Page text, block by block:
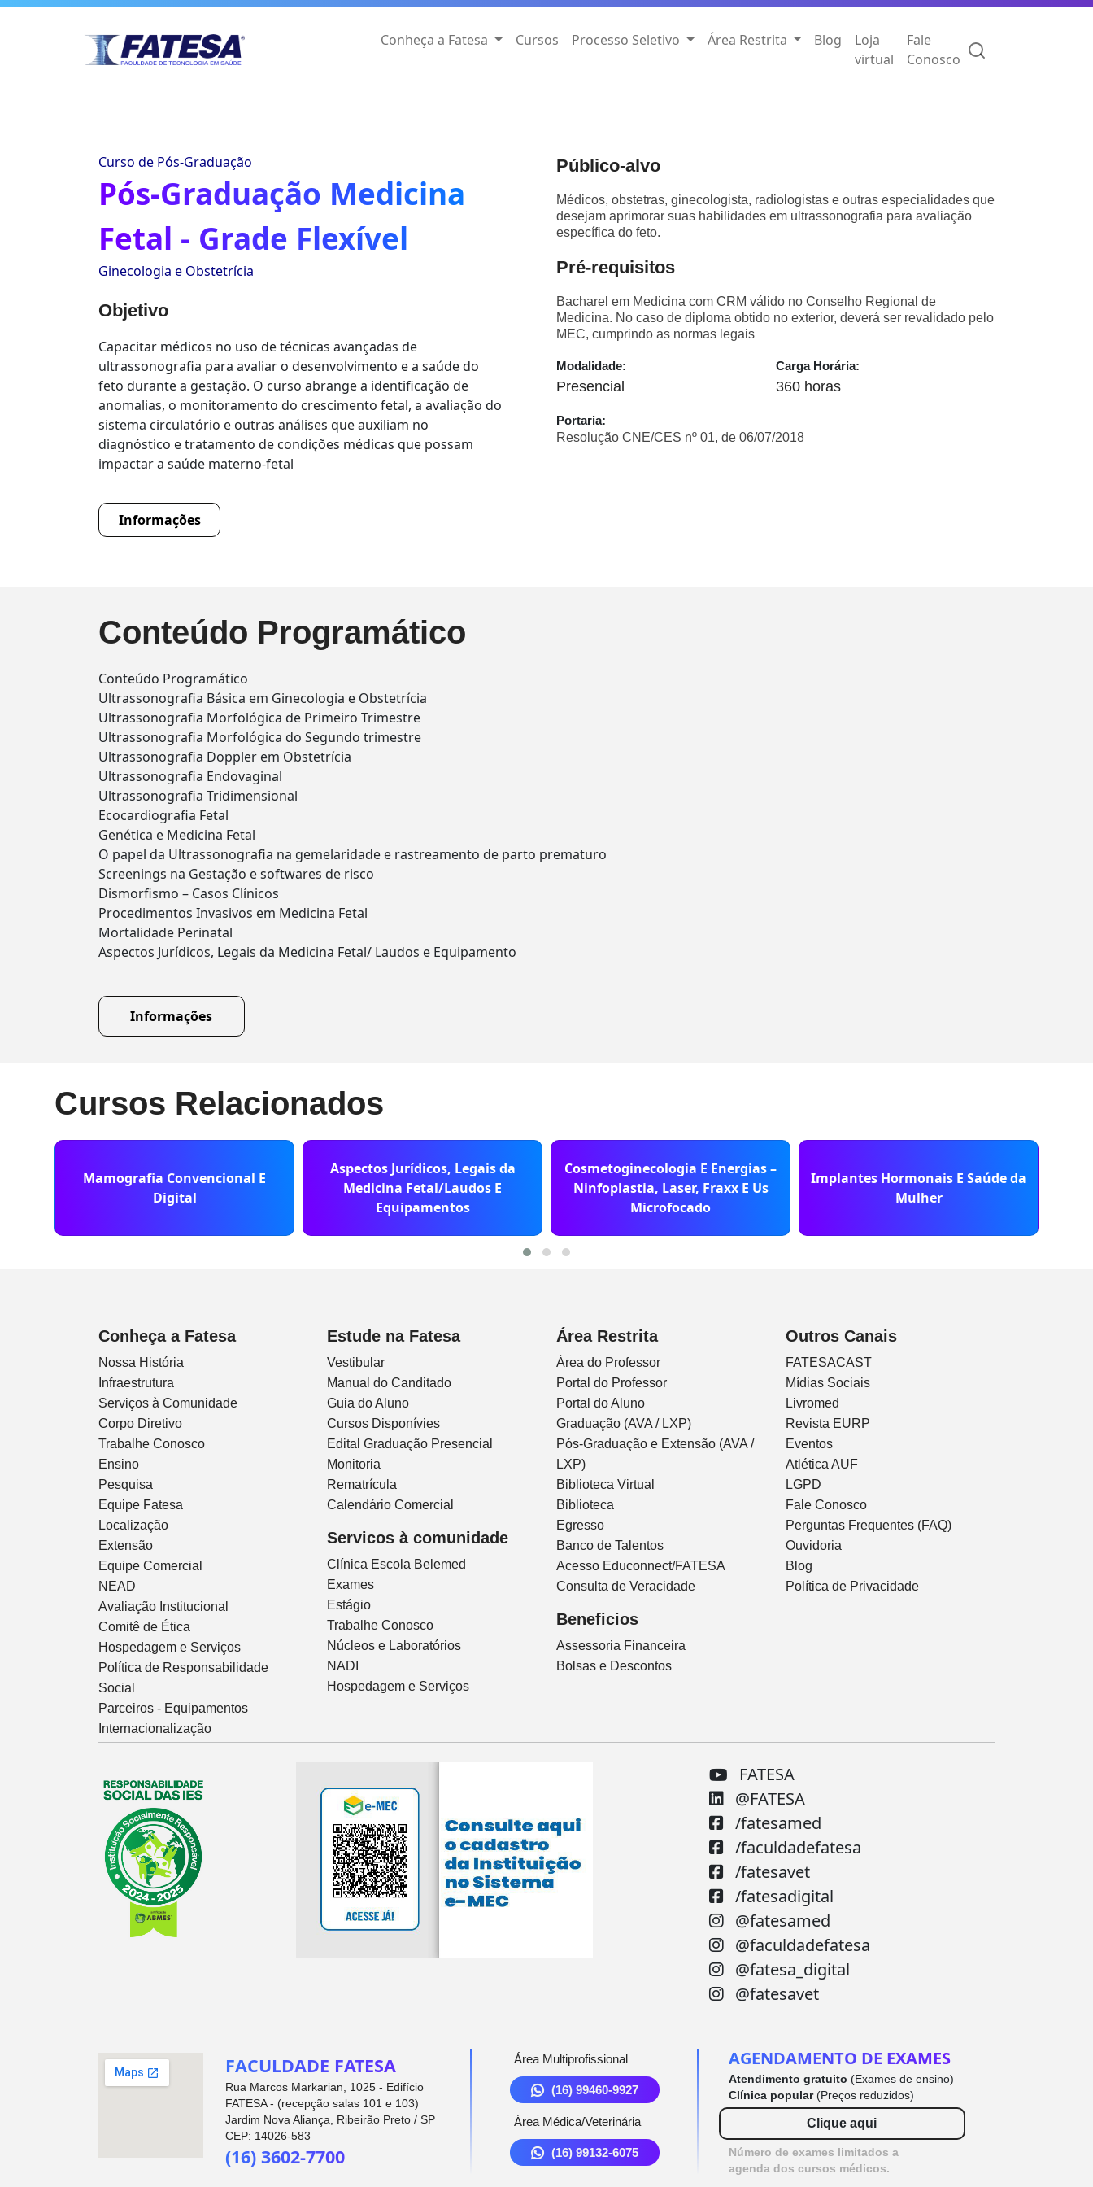
Conheça a Fatesa Cursos Processo Seletivo Área Restrita Blog
Loja
virtual
Fale
Conosco
Curso de Pós-Graduação
Pós-Graduação Medicina
Fetal - Grade Flexível
Ginecologia e Obstetrícia
Objetivo
Capacitar médicos no uso de técnicas avançadas de
ultrassonografia para avaliar o desenvolvimento e a saúde do
feto durante a gestação. O curso abrange a identificação de
anomalias, o monitoramento do crescimento fetal, a avaliação do
sistema circulatório e outras análises que auxiliam no
diagnóstico e tratamento de condições médicas que possam
impactar a saúde materno-fetal
Informações
Público-alvo
Médicos, obstetras, ginecologista, radiologistas e outras especialidades que
desejam aprimorar suas habilidades em ultrassonografia para avaliação
específica do feto.
Pré-requisitos
Bacharel em Medicina com CRM válido no Conselho Regional de
Medicina. No caso de diploma obtido no exterior, deverá ser revalidado pelo
MEC, cumprindo as normas legais
Modalidade:
Presencial
Carga Horária:
360 horas
Portaria:
Resolução CNE/CES nº 01, de 06/07/2018
Conteúdo Programático
Conteúdo Programático
Ultrassonografia Básica em Ginecologia e Obstetrícia
Ultrassonografia Morfológica de Primeiro Trimestre
Ultrassonografia Morfológica do Segundo trimestre
Ultrassonografia Doppler em Obstetrícia
Ultrassonografia Endovaginal
Ultrassonografia Tridimensional
Ecocardiografia Fetal
Genética e Medicina Fetal
O papel da Ultrassonografia na gemelaridade e rastreamento de parto prematuro
Screenings na Gestação e softwares de risco
Dismorfismo – Casos Clínicos
Procedimentos Invasivos em Medicina Fetal
Mortalidade Perinatal
Aspectos Jurídicos, Legais da Medicina Fetal/ Laudos e Equipamento
Informações
Cursos Relacionados
Mamografia Convencional E
Digital
Aspectos Jurídicos, Legais da
Medicina Fetal/Laudos E
Equipamentos
Cosmetoginecologia E Energias –
Ninfoplastia, Laser, Fraxx E Us
Microfocado
Implantes Hormonais E Saúde da
Mulher
Conheça a Fatesa
Nossa História
Infraestrutura
Serviços à Comunidade
Corpo Diretivo
Trabalhe Conosco
Ensino
Pesquisa
Equipe Fatesa
Localização
Extensão
Equipe Comercial
NEAD
Avaliação Institucional
Comitê de Ética
Hospedagem e Serviços
Política de Responsabilidade
Social
Parceiros - Equipamentos
Internacionalização
Estude na Fatesa
Vestibular
Manual do Canditado
Guia do Aluno
Cursos Disponívies
Edital Graduação Presencial
Monitoria
Rematrícula
Calendário Comercial
Servicos à comunidade
Clínica Escola Belemed
Exames
Estágio
Trabalhe Conosco
Núcleos e Laboratórios
NADI
Hospedagem e Serviços
Área Restrita
Área do Professor
Portal do Professor
Portal do Aluno
Graduação (AVA / LXP)
Pós-Graduação e Extensão (AVA /
LXP)
Biblioteca Virtual
Biblioteca
Egresso
Banco de Talentos
Acesso Educonnect/FATESA
Consulta de Veracidade
Beneficios
Assessoria Financeira
Bolsas e Descontos
Outros Canais
FATESACAST
Mídias Sociais
Livromed
Revista EURP
Eventos
Atlética AUF
LGPD
Fale Conosco
Perguntas Frequentes (FAQ)
Ouvidoria
Blog
Política de Privacidade
FATESA
@FATESA
/fatesamed
/faculdadefatesa
/fatesavet
/fatesadigital
@fatesamed
@faculdadefatesa
@fatesa_digital
@fatesavet
FACULDADE FATESA
Rua Marcos Markarian, 1025 - Edifício
FATESA - (recepção salas 101 e 103)
Jardim Nova Aliança, Ribeirão Preto / SP
CEP: 14026-583
(16) 3602-7700
Área Multiprofissional
(16) 99460-9927
Área Médica/Veterinária
(16) 99132-6075
AGENDAMENTO DE EXAMES
Atendimento gratuito (Exames de ensino)
Clínica popular(Preços reduzidos)
Clique aqui
Número de exames limitados a
agenda dos cursos médicos.